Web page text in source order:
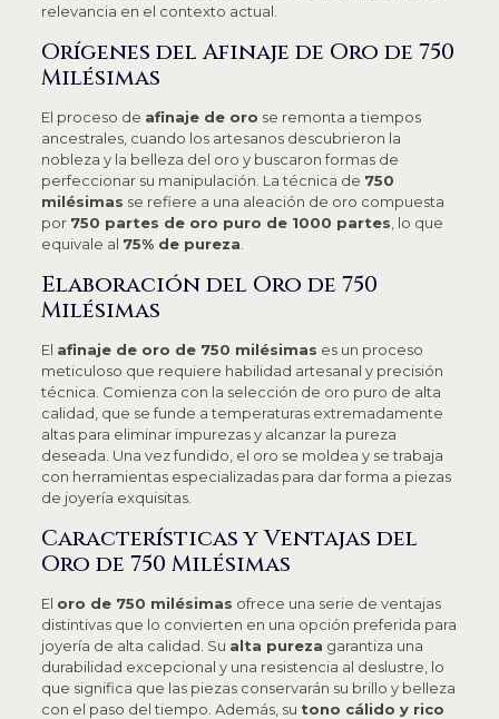
relevancia en el contexto actual.
Orígenes del Afinaje de Oro de 750
Milésimas
El proceso de afinaje de oro se remonta a tiempos
ancestrales, cuando los artesanos descubrieron la
nobleza y la belleza del oro y buscaron formas de
perfeccionar su manipulación. La técnica de 750
milésimas se refiere a una aleación de oro compuesta
por 750 partes de oro puro de 1000 partes , lo que
equivale al 75% de pureza
Elaboración del Oro de 750
Milésimas
El afinaje de oro de 750 milésimas es un proceso
meticuloso que requiere habilidad artesanal y precisión
técnica. Comienza con la selección de oro puro de alta
calidad, que se funde a temperaturas extremadamente
altas para eliminar impurezas y alcanzar la pureza
deseada. Una vez fundido, el oro se moldea y se trabaja
con herramientas especializadas para dar forma a piezas
de joyería exquisitas.
Características y Ventajas del
Oro de 750 Milésimas
El oro de 750 milésimas ofrece una serie de ventajas
distintivas que lo convierten en una opción preferida para
joyería de alta calidad. Su alta pureza garantiza una
durabilidad excepcional y una resistencia al deslustre, lo
que significa que las piezas conservarán su brillo y belleza
con el paso del tiempo. Además, su tono cálido y rico